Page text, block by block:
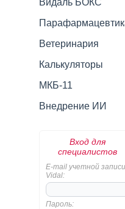
Видаль БОКС
Ветеринария
Калькуляторы
МКБ-11
Внедрение ИИ
Вход для
специалистов
E-mail учетной записи
Vidal:
Пароль: